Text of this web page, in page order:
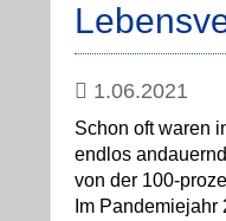
1.06.2021
Schon oft waren
endlos
von der 100-
Im